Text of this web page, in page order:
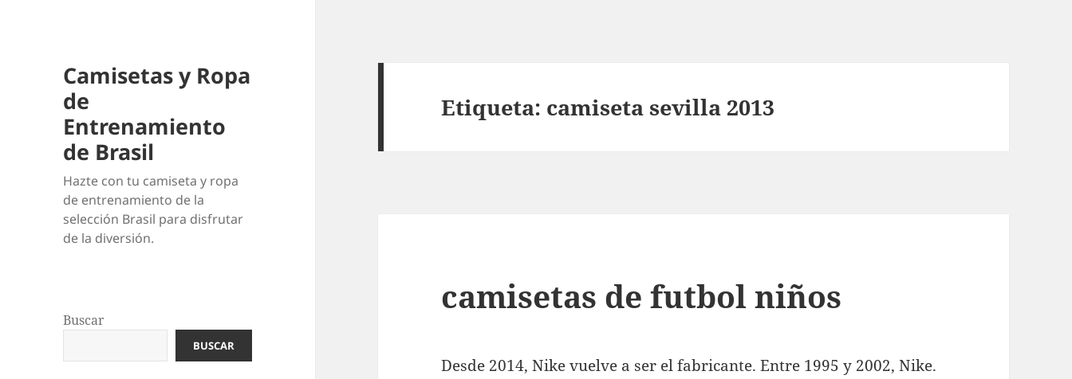
Camisetas y Ropa
de
Entrenamiento
de Brasil
Hazte con tu camiseta y ropa
de entrenamiento de la
selección Brasil para disfrutar
de la diversión.
Buscar
BUSCAR
Etiqueta: camiseta sevilla 2013
camisetas de futbol niños
Desde 2014, Nike vuelve a ser el fabricante. Entre 1995 y 2002, Nike.